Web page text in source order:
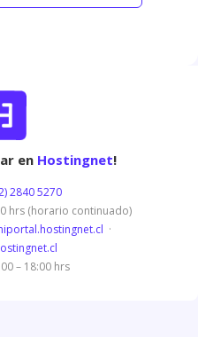
en Hostingnet!
2840 5270
hrs (horario continuado)
·
– 18:00 hrs